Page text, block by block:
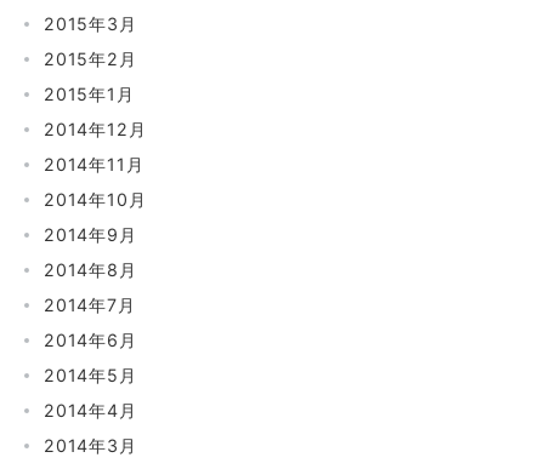
2015年3月
2015年2月
2015年1月
2014年12月
2014年11月
2014年10月
2014年9月
2014年8月
2014年7月
2014年6月
2014年5月
2014年4月
2014年3月